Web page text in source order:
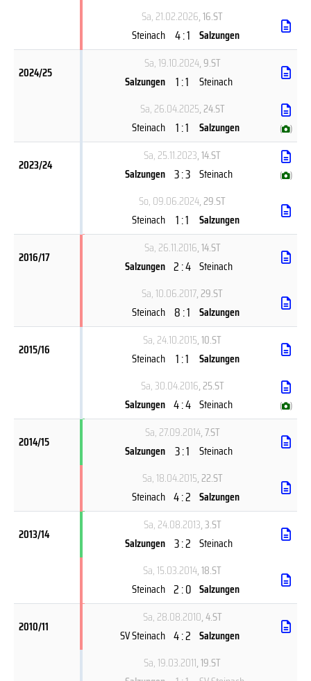
Sa, 21.02.2026, 16.ST
Steinach 4 : 1 Salzungen
2024/25
Sa, 19.10.2024, 9.ST
Salzungen 1 : 1
Steinach
Sa, 26.04.2025, 24.ST
Steinach 1 : 1 Salzungen ( )
2023/24
Sa, 25.11.2023, 14.ST
Salzungen 3 : 3 Steinach ( )
So, 09.06.2024, 29.ST
Steinach 1 : 1 Salzungen
2016/17
Sa, 26.11.2016, 14.ST
Salzungen 2 : 4 Steinach
Sa, 10.06.2017, 29.ST
Steinach 8 : 1 Salzungen
2015/16
Sa, 24.10.2015, 10.ST
Steinach 1 : 1
Salzungen
Sa, 30.04.2016, 25.ST
Salzungen 4 : 4 Steinach ( )
2014/15
Sa, 27.09.2014, 7.ST
Salzungen 3 : 1 Steinach
Sa, 18.04.2015, 22.ST
Steinach 4 : 2 Salzungen
2013/14
Sa, 24.08.2013, 3.ST
Salzungen 3 : 2 Steinach
Sa, 15.03.2014, 18.ST
Steinach 2 : 0 Salzungen
2010/11
Sa, 28.08.2010, 4.ST
SV Steinach 4 : 2 Salzungen
Sa, 19.03.2011, 19.ST